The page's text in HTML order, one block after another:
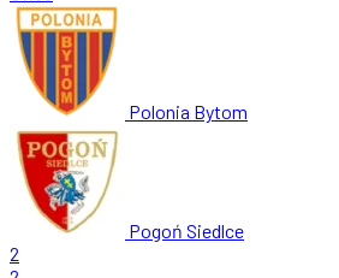
Polonia Bytom
Pogoń Siedlce
2